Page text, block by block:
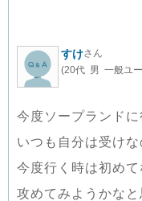
すけさん
(20代 男 一般ユ
今度ソープランド
いつも自分は受け
今度行く時は初め
攻めてみようかな